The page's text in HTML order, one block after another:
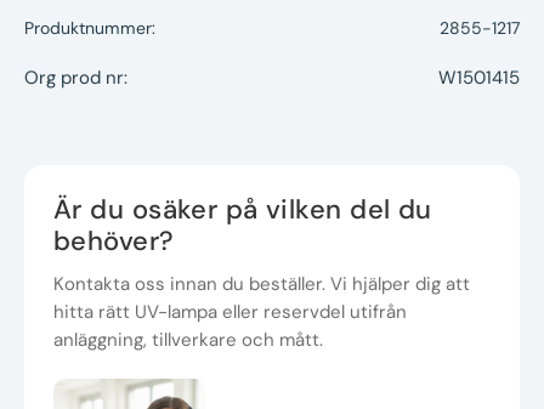
Produktnummer: 2855-1217
Org prod nr: W1501415
Är du osäker på vilken del du
behöver?
Kontakta oss innan du beställer. Vi hjälper dig att
hitta rätt UV-lampa eller reservdel utifrån
anläggning, tillverkare och mått.